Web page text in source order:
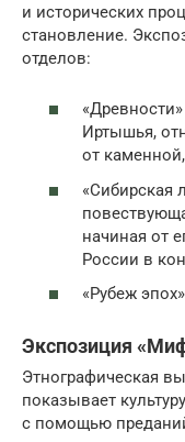
и исторических
становление.
отделов:
Иртышья,
от
«Сибирская
начиная от
России в
«Рубеж
Экспозиция
Этнографическая
показывает
с помощью